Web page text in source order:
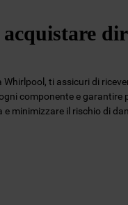
acquistare
ti assicuri di
componente e
minimizzare il rischio di